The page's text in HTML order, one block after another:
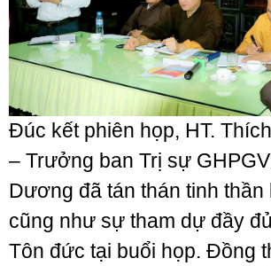
Đúc kết phiên họp, HT.
– Trưởng ban Trị sự
Dương đã tán thán tinh thần
cũng như sự tham dự đầy
Tôn đức tại buổi họp. Đồng